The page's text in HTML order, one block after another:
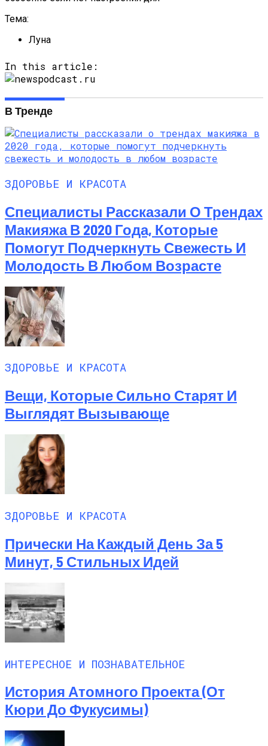
Тема:
Луна
In this article:
В Тренде
ЗДОРОВЬЕ И КРАСОТА
Специалисты Рассказали О Трендах
Макияжа В 2020 Года, Которые
Помогут Подчеркнуть Свежесть И
Молодость В Любом Возрасте
ЗДОРОВЬЕ И КРАСОТА
Вещи, Которые Сильно Старят И
Выглядят Вызывающе
ЗДОРОВЬЕ И КРАСОТА
Прически На Каждый День За 5
Минут, 5 Стильных Идей
ИНТЕРЕСНОЕ И ПОЗНАВАТЕЛЬНОЕ
История Атомного Проекта (от
Кюри До Фукусимы)